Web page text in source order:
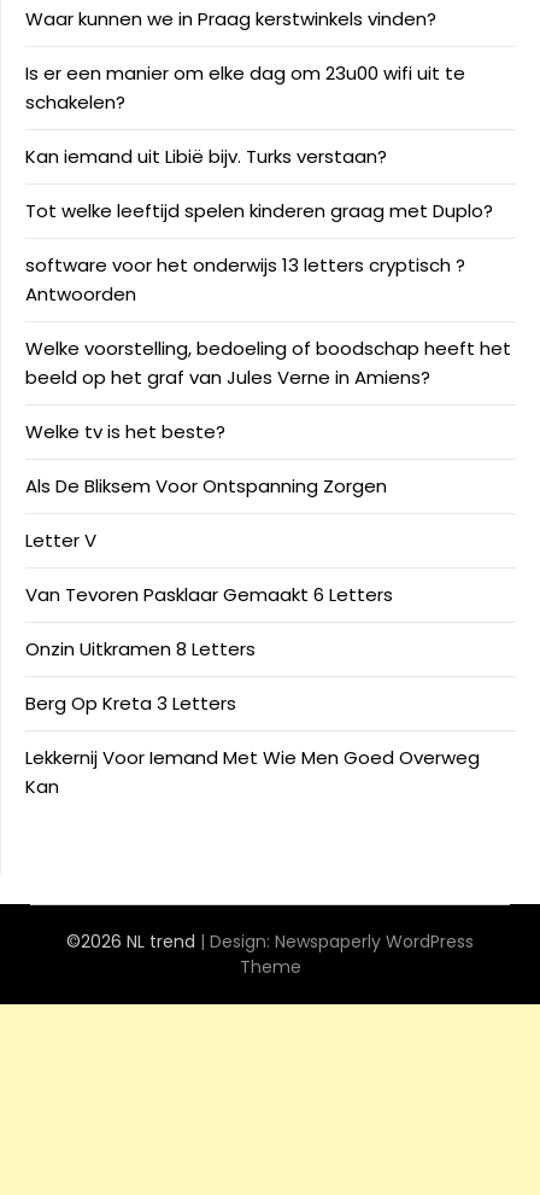
Waar kunnen we in Praag kerstwinkels vinden?
Is er een manier om elke dag om 23u00 wifi uit te
schakelen?
Kan iemand uit Libië bijv. Turks verstaan?
Tot welke leeftijd spelen kinderen graag met Duplo?
software voor het onderwijs 13 letters cryptisch ?
Antwoorden
Welke voorstelling, bedoeling of boodschap heeft het
beeld op het graf van Jules Verne in Amiens?
Welke tv is het beste?
Als De Bliksem Voor Ontspanning Zorgen
Letter V
Van Tevoren Pasklaar Gemaakt 6 Letters
Onzin Uitkramen 8 Letters
Berg Op Kreta 3 Letters
Lekkernij Voor Iemand Met Wie Men Goed Overweg
Kan
©2026 NL trend | Design: Newspaperly WordPress
Theme